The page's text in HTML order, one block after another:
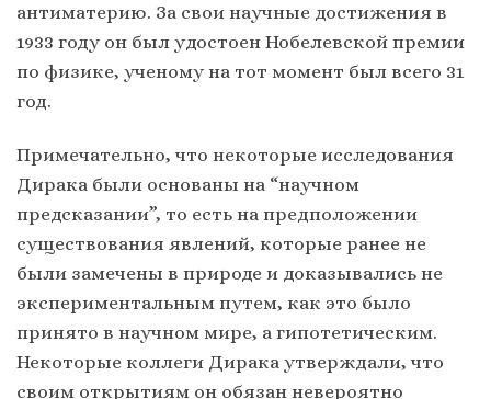
антиматерию. За свои научные достижения в
1933 году он был удостоен Нобелевской премии
по физике, ученому на тот момент был всего 31
год.
Примечательно, что некоторые исследования
Дирака были основаны на “научном
предсказании”, то есть на предположении
существования явлений, которые ранее не
были замечены в природе и доказывались не
экспериментальным путем, как это было
принято в научном мире, а гипотетическим.
Некоторые коллеги Дирака утверждали, что
своим открытиям он обязан невероятно